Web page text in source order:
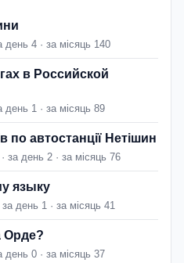
день 4 · за місяць 140
в Российской
день 1 · за місяць 89
по автостанції Нетішин
за день 2 · за місяць 76
языку
день 1 · за місяць 41
Орде?
день 0 · за місяць 37